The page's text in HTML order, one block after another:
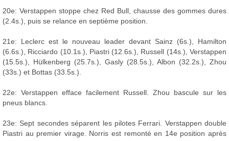
20e: Verstappen stoppe chez Red Bull, chausse des gommes dures
(2.4s.), puis se relance en septième position.
21e: Leclerc est le nouveau leader devant Sainz (6s.), Hamilton
(6.6s.), Ricciardo (10.1s.), Piastri (12.6s.), Russell (14s.), Verstappen
(15.5s.), Hülkenberg (25.7s.), Gasly (28.5s.), Albon (32.2s.), Zhou
(33s.) et Bottas (33.5s.).
22e: Verstappen efface facilement Russell. Zhou bascule sur les
pneus blancs.
23e: Sept secondes séparent les pilotes Ferrari. Verstappen double
Piastri au premier virage. Norris est remonté en 14e position après